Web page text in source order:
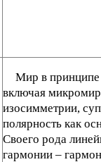
Мир в
включая
изосимметрии,
полярность как
Своего рода
гармонии –